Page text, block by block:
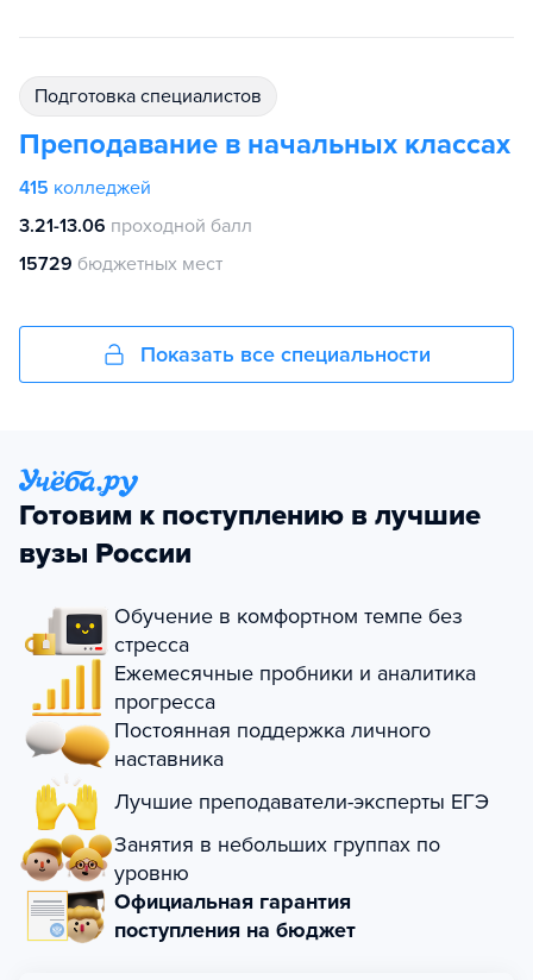
подготовка специалистов
Преподавание в начальных классах
415 колледжей
3.21-13.06 проходной балл
15729 бюджетных мест
Показать все специальности
Готовим к поступлению в лучшие
вузы России
Обучение в комфортном темпе без
стресса
Ежемесячные пробники и аналитика
прогресса
Постоянная поддержка личного
наставника
Лучшие преподаватели-эксперты ЕГЭ
Занятия в небольших группах по
уровню
Официальная гарантия
поступления на бюджет